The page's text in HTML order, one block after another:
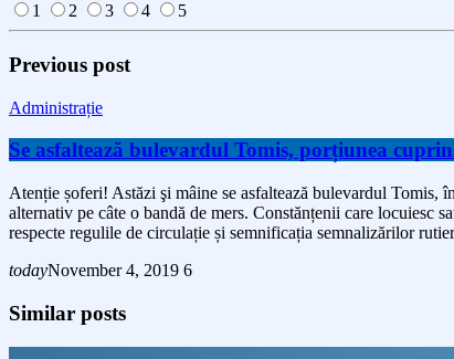
1
2 3 4 5
Previous post
Administrație
Se asfaltează bulevardul Tomis, porțiunea
Atenție șoferi! Astăzi şi mâine se asfaltează bulevardul
alternativ pe câte o bandă de mers. Constănțenii care locuiesc
respecte regulile de circulație și semnificația semnalizărilor
todayNovember 4, 2019 6
Similar posts